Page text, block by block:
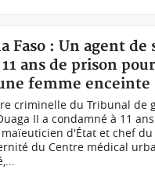
Faso : Un agent de
ans de prison
femme enceinte
criminelle du Tribunal de
II a condamné à 11
d'État et chef du
du Centre médical